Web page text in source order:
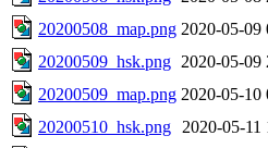
20200508_map.png 2020-05-09
20200509_hsk.png 2020-05-09
20200509_map.png 2020-05-10
20200510_hsk.png
2020-05-11